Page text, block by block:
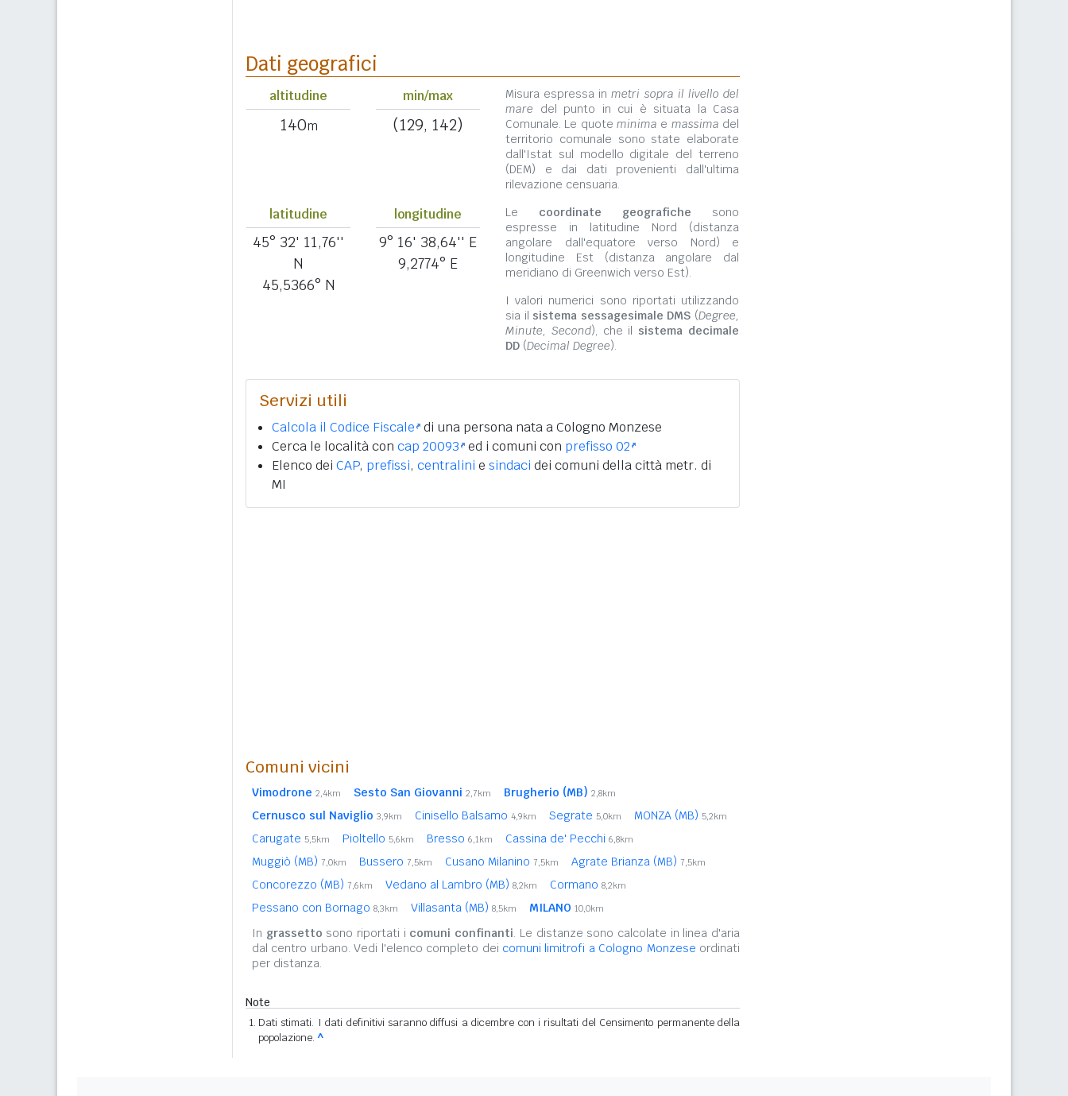
Dati geografici
altitudine
140m
min/max
(129, 142)
Misura espressa inmetri sopra il livello del
mare del punto in cui è situata la Casa
Comunale. Le quote minima e massima del
territorio comunale sono state elaborate
dall'Istat sul modello digitale del terreno
(DEM) e dai dati provenienti dall'ultima
rilevazione censuaria.
latitudine
45° 32' 11,76''
N
45,5366° N
longitudine
9° 16' 38,64'' E
9,2774° E
Le coordinate geografiche sono
espresse in latitudine Nord (distanza
angolare dall'equatore verso Nord) e
longitudine Est (distanza angolare dal
meridiano di Greenwich verso Est).
I valori numerici sono riportati utilizzando
sia il sistema sessagesimale DMS (Degree,
Minute, Second), che il sistema decimale
DD (Decimal Degree).
Servizi utili
Calcola il Codice Fiscale di una persona nata a Cologno Monzese
Cerca le località con cap 20093 ed i comuni con prefisso 02
Elenco dei CAP, prefissi, centralini e sindaci dei comuni della città metr. di
MI
Comuni vicini
Vimodrone 2,4km Sesto San Giovanni 2,7km Brugherio (MB) 2,8km
Cernusco sul Naviglio 3,9km Cinisello Balsamo 4,9km Segrate 5,0km MONZA (MB) 5,2km
Carugate 5,5km Pioltello 5,6km Bresso 6,1km Cassina de' Pecchi 6,8km
Muggiò (MB) 7,0km Bussero 7,5km Cusano Milanino 7,5km Agrate Brianza (MB) 7,5km
Concorezzo (MB) 7,6km Vedano al Lambro (MB) 8,2km Cormano 8,2km
Pessano con Bornago 8,3km Villasanta (MB) 8,5km MILANO 10,0km
In grassetto sono riportati i comuni confinanti. Le distanze sono calcolate in linea d'aria
dal centro urbano. Vedi l'elenco completo dei comuni limitrofi a Cologno Monzese ordinati
per distanza.
Note
Dati stimati. I dati definitivi saranno diffusi a dicembre con i risultati del Censimento permanente della
popolazione. ^